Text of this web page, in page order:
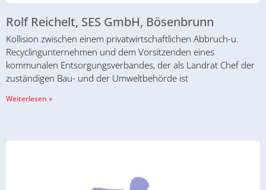
Rolf Reichelt, SES GmbH, Bösenbrunn
Kollision zwischen einem privatwirtschaftlichen Abbruch-u.
Recyclingunternehmen und dem Vorsitzenden eines
kommunalen Entsorgungsverbandes, der als Landrat Chef der
zuständigen Bau- und der Umweltbehörde ist
Weiterlesen »